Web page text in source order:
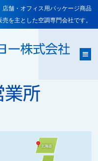
舗・オフィス用パッケージ商品
売を主とした空調専門会社です。
e
業所